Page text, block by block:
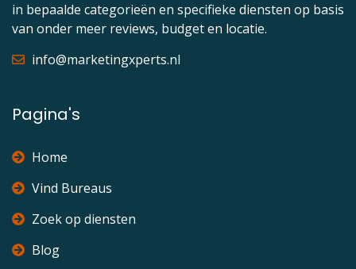
in bepaalde categorieën en specifieke diensten op basis
van onder meer reviews, budget en locatie.
info@marketingxperts.nl
Pagina's
Home
Vind Bureaus
Zoek op diensten
Blog